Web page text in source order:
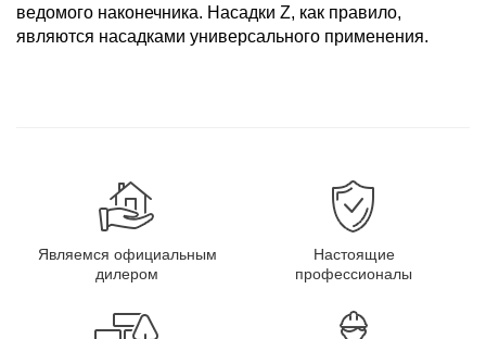
ведомого наконечника. Насадки Z, как правило,
являются насадками универсального применения.
Являемся официальным
дилером
Настоящие
профессионалы